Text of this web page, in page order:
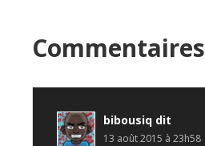
Interactions
du
lecteur
Commentaires
bibousiq dit
13 août 2015 à 23h58